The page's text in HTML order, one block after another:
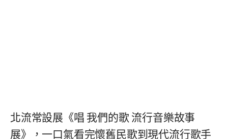
北流常設展《唱 我們的歌 流行音樂故事
展》，一口氣看完懷舊民歌到現代流行歌手